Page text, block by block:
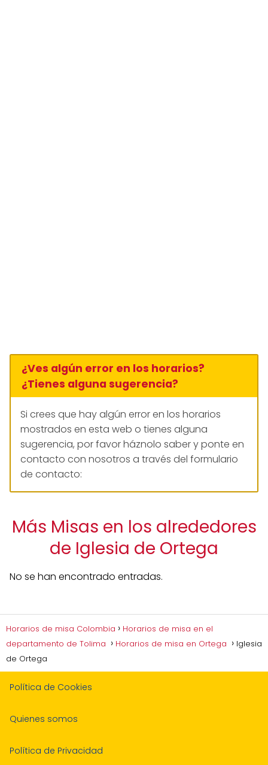
¿Ves algún error en los horarios?
¿Tienes alguna sugerencia?
Si crees que hay algún error en los horarios
mostrados en esta web o tienes alguna
sugerencia, por favor háznolo saber y ponte en
contacto con nosotros a través del formulario
de contacto:
Más Misas en los alrededores
de Iglesia de Ortega
No se han encontrado entradas.
Horarios de misa Colombia
Horarios de misa en el
departamento de Tolima
Horarios de misa en Ortega
Iglesia
de Ortega
Política de Cookies
Quienes somos
Política de Privacidad